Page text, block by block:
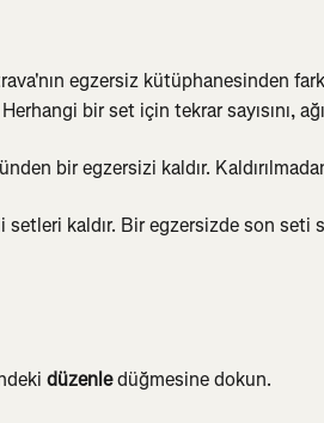
egzersiz kütüphanesinden
bir set için tekrar sayısını,
bir egzersizi kaldır.
kaldır. Bir egzersizde son seti
düzenle düğmesine dokun.